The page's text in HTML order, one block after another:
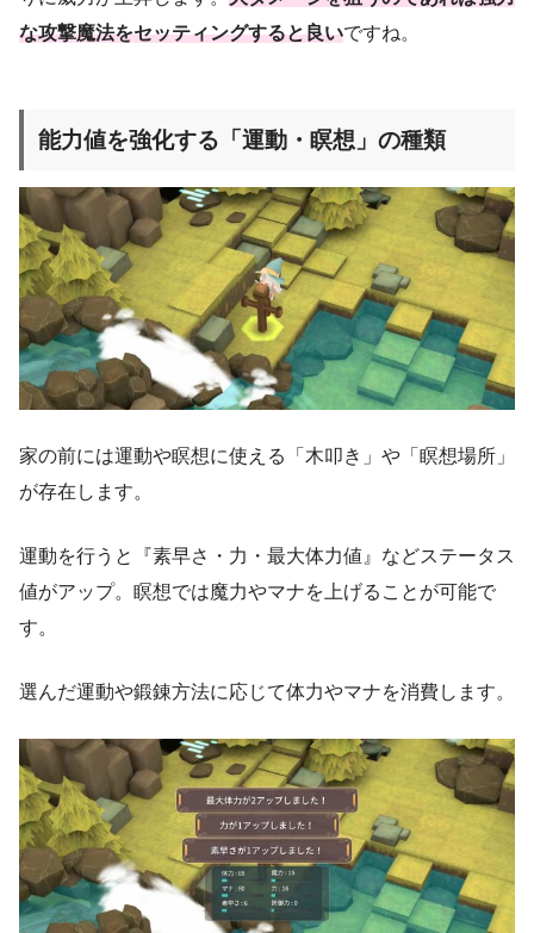
な攻撃魔法をセッティングすると良いですね。
能力値を強化する「運動・瞑想」の種類
家の前には運動や瞑想に使える「木叩き」や「瞑想場所」
が存在します。
運動を行うと『素早さ・力・最大体力値』などステータス
値がアップ。瞑想では魔力やマナを上げることが可能で
す。
選んだ運動や鍛錬方法に応じて体力やマナを消費します。